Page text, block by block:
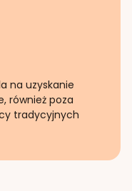
na uzyskanie
również poza
tradycyjnych